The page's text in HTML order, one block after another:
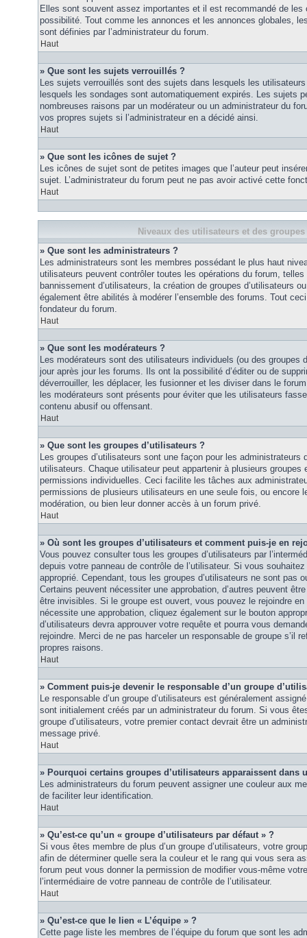
Elles sont souvent assez importantes et il est recommandé de
possibilité. Tout comme les annonces et les annonces globales,
sont définies par l’administrateur du forum.
Haut
» Que sont les sujets verrouillés ?
Les sujets verrouillés sont des sujets dans lesquels les
lesquels les sondages sont automatiquement expirés. Les sujets
nombreuses raisons par un modérateur ou un administrateur du
vos propres sujets si l’administrateur en a décidé ainsi.
Haut
» Que sont les icônes de sujet ?
Les icônes de sujet sont de petites images que l’auteur peut
sujet. L’administrateur du forum peut ne pas avoir activé cette
Haut
Niveaux des utilisateurs et des
» Que sont les administrateurs ?
Les administrateurs sont les membres possédant le plus haut
utilisateurs peuvent contrôler toutes les opérations du forum,
bannissement d’utilisateurs, la création de groupes d’utilisateurs
également être abilités à modérer l’ensemble des forums. Tout
fondateur du forum.
Haut
» Que sont les modérateurs ?
Les modérateurs sont des utilisateurs individuels (ou des groupes
jour après jour les forums. Ils ont la possibilité d’éditer ou de
déverrouiller, les déplacer, les fusionner et les diviser dans le
les modérateurs sont présents pour éviter que les utilisateurs
contenu abusif ou offensant.
Haut
» Que sont les groupes d’utilisateurs ?
Les groupes d’utilisateurs sont une façon pour les administrateurs
utilisateurs. Chaque utilisateur peut appartenir à plusieurs groupes
permissions individuelles. Ceci facilite les tâches aux
permissions de plusieurs utilisateurs en une seule fois, ou encore
modération, ou bien leur donner accès à un forum privé.
Haut
» Où sont les groupes d’utilisateurs et comment puis-je en
Vous pouvez consulter tous les groupes d’utilisateurs par
depuis votre panneau de contrôle de l’utilisateur. Si vous
approprié. Cependant, tous les groupes d’utilisateurs ne sont pas
Certains peuvent nécessiter une approbation, d’autres peuvent
être invisibles. Si le groupe est ouvert, vous pouvez le rejoindre en
nécessite une approbation, cliquez également sur le bouton
d’utilisateurs devra approuver votre requête et pourra vous
rejoindre. Merci de ne pas harceler un responsable de groupe s’il
propres raisons.
Haut
» Comment puis-je devenir le responsable d’un groupe
Le responsable d’un groupe d’utilisateurs est généralement
sont initialement créés par un administrateur du forum. Si vous
groupe d’utilisateurs, votre premier contact devrait être un
message privé.
Haut
» Pourquoi certains groupes d’utilisateurs apparaissent dans
Les administrateurs du forum peuvent assigner une couleur aux
de faciliter leur identification.
Haut
» Qu’est-ce qu’un « groupe d’utilisateurs par défaut » ?
Si vous êtes membre de plus d’un groupe d’utilisateurs, votre
afin de déterminer quelle sera la couleur et le rang qui vous sera
forum peut vous donner la permission de modifier vous-même
l’intermédiaire de votre panneau de contrôle de l’utilisateur.
Haut
» Qu’est-ce que le lien « L’équipe » ?
Cette page liste les membres de l’équipe du forum que sont les